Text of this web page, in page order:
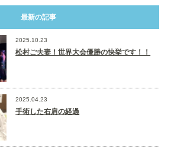
最新の記事
2025.10.23
松村ご夫妻！世界大会優勝の快挙です！！
2025.04.23
手術した右肩の経過